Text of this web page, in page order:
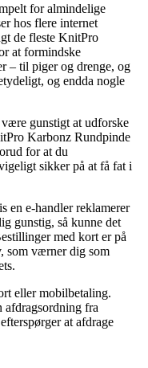
for almindelige
hos flere internet
de fleste KnitPro
at formindske
– til piger og drenge, og
og endda nogle
gunstigt at udforske
Karbonz Rundpinde
for at du
sikker på at få fat i
en e-handler reklamerer
gunstig, så kunne det
med kort er på
som værner dig som
eller mobilbetaling.
afdragsordning fra
at afdrage